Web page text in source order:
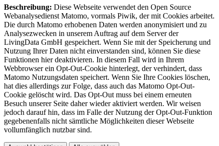
Beschreibung: Diese Webseite verwendet den Open Source
Webanalysedienst Matomo, vormals Piwik, der mit Cookies arbeitet.
Die durch Matomo erhobenen Daten werden anonymisiert und zu
Analysezwecken in unserem Auftrag auf dem Server der
LivingData GmbH gespeichert. Wenn Sie mit der Speicherung und
Nutzung Ihrer Daten nicht einverstanden sind, können Sie diese
Funktionen hier deaktivieren. In diesem Fall wird in Ihrem
Webbrowser ein Opt-Out-Cookie hinterlegt, der verhindert, dass
Matomo Nutzungsdaten speichert. Wenn Sie Ihre Cookies löschen,
hat dies allerdings zur Folge, dass auch das Matomo Opt-Out-
Cookie gelöscht wird. Das Opt-Out muss bei einem erneuten
Besuch unserer Seite daher wieder aktiviert werden. Wir weisen
jedoch darauf hin, dass im Falle der Nutzung der Opt-Out-Funktion
gegebenenfalls nicht sämtliche Möglichkeiten dieser Webseite
vollumfänglich nutzbar sind.